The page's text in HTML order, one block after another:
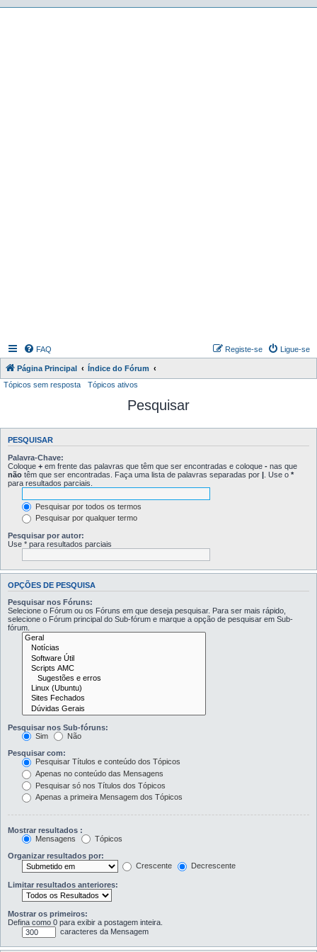
FAQ Ligue-se
Registe-se
Página Principal
Índice do Fórum
Tópicos sem resposta
Tópicos ativos
Pesquisar
PESQUISAR
Palavra-Chave:
Coloque + em frente das palavras que têm que ser encontradas e coloque - nas que
não têm que ser encontradas. Faça uma lista de palavras separadas por | . Use o *
para resultados parciais.
Pesquisar por todos os termos
Pesquisar por qualquer termo
Pesquisar por autor:
Use * para resultados parciais
OPÇÕES DE PESQUISA
Pesquisar nos Fóruns:
Selecione o Fórum ou os Fóruns em que deseja pesquisar. Para ser mais rápido,
selecione o Fórum principal do Sub-fórum e marque a opção de pesquisar em Sub-
fórum.
Pesquisar nos Sub-fóruns:
Sim
Não
Pesquisar com:
Pesquisar Títulos e conteúdo dos Tópicos
Apenas no conteúdo das Mensagens
Pesquisar só nos Títulos dos Tópicos
Apenas a primeira Mensagem dos Tópicos
Mostrar resultados :
Mensagens
Tópicos
Organizar resultados por:
Crescente
Decrescente
Limitar resultados anteriores:
Mostrar os primeiros:
Defina como 0 para exibir a postagem inteira.
caracteres da Mensagem